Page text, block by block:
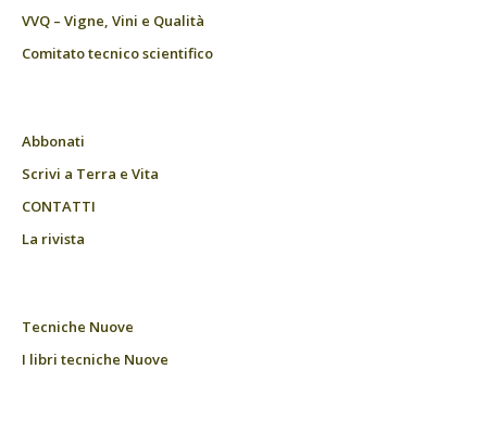
VVQ – Vigne, Vini e Qualità
Comitato tecnico scientifico
Abbonati
Scrivi a Terra e Vita
CONTATTI
La rivista
Tecniche Nuove
I libri tecniche Nuove